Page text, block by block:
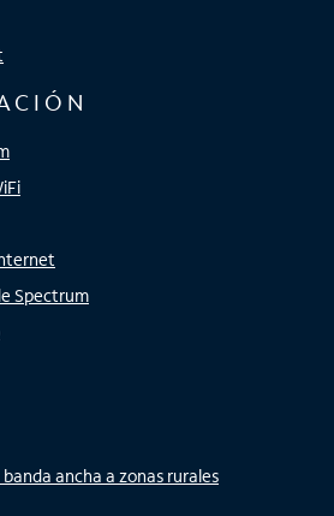
Spectrum
ancha a zonas rurales